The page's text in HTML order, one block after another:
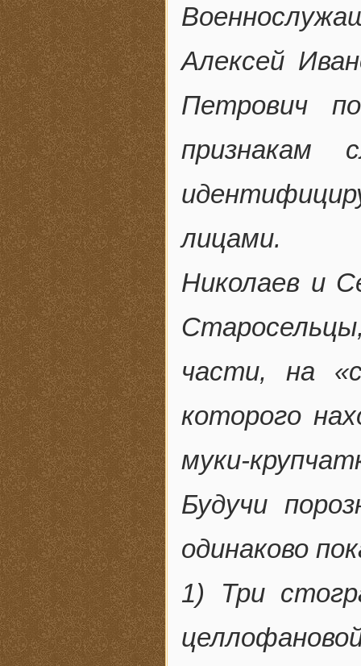
Алексей
Петрович
признакам
лицами.
Николаев и
части, на
которого
муки-
Будучи
одинаково
1) Три